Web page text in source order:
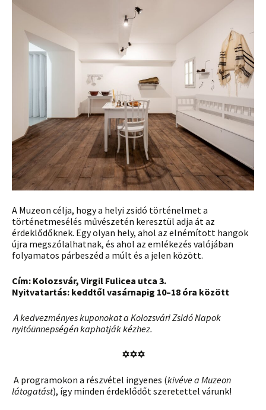
A Muzeon célja, hogy a helyi zsidó történelmet a
történetmesélés művészetén keresztül adja át az
érdeklődőknek. Egy olyan hely, ahol az elnémított hangok
újra megszólalhatnak, és ahol az emlékezés valójában
folyamatos párbeszéd a múlt és a jelen között.
Cím: Kolozsvár, Virgil Fulicea utca 3.
Nyitvatartás: keddtől vasárnapig 10–18 óra között
A kedvezményes kuponokat a Kolozsvári Zsidó Napok
nyitóünnepségén kaphatják kézhez.
✡✡✡
A programokon a részvétel ingyenes (kivéve a Muzeon
látogatást), így minden érdeklődőt szeretettel várunk!